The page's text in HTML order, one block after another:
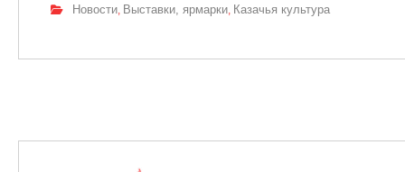
Новости Выставки, ярмарки Казачья культура